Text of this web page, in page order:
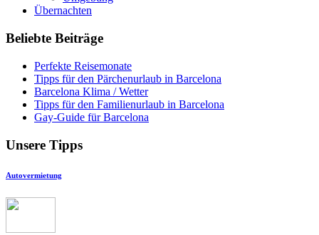
Übernachten
Beliebte Beiträge
Perfekte Reisemonate
Tipps für den Pärchenurlaub in Barcelona
Barcelona Klima / Wetter
Tipps für den Familienurlaub in Barcelona
Gay-Guide für Barcelona
Unsere Tipps
Autovermietung